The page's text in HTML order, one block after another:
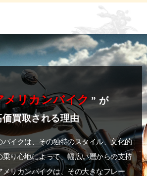
メリカンバイク ” が
価買取される理由
バイクは、その独特のスタイル、文化的
乗り心地によって、幅広い層からの支持
メリカンバイクは、その大きなフレー